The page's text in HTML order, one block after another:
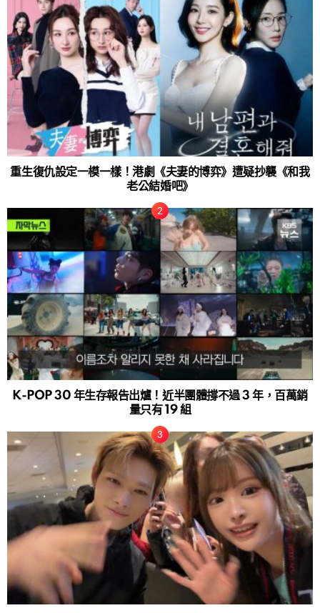
重生復仇設定一模一樣！港劇《夫妻的博弈》遭疑抄襲《和我
老公結婚吧》
K-POP 30 年生存報告出爐！近半團體撐不過 3 年，百萬銷
量只有 19 組